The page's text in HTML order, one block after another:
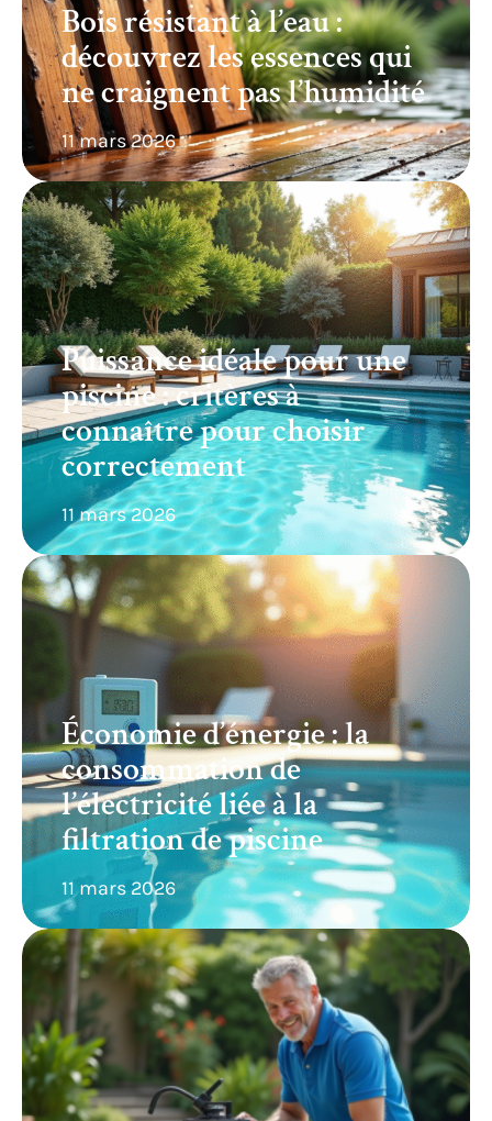
Bois résistant à l’eau :
découvrez les essences qui
ne craignent pas l’humidité
11 mars 2026
Puissance idéale pour une
piscine : critères à
connaître pour choisir
correctement
11 mars 2026
Économie d’énergie : la
consommation de
l’électricité liée à la
filtration de piscine
11 mars 2026